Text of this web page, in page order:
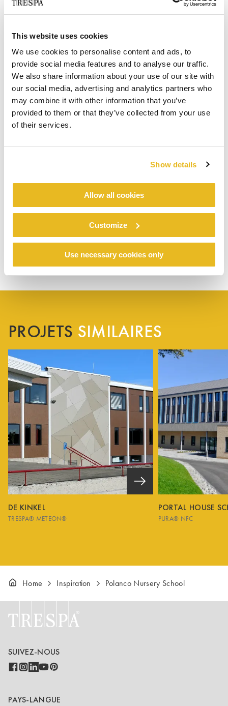
This website uses cookies
We use cookies to personalise content and ads, to
provide social media features and to analyse our traffic.
We also share information about your use of our site with
our social media, advertising and analytics partners who
may combine it with other information that you’ve
provided to them or that they’ve collected from your use
of their services.
Show details
Allow all cookies
Customize
Use necessary cookies only
CASE STUDIES
Case study Polanco
PROJETS SIMILAIRES
DE KINKEL
TRESPA® METEON®
PORTAL HOUSE
PURA® NFC
Home Inspiration Polanco Nursery School
SUIVEZ-NOUS
PAYS-LANGUE